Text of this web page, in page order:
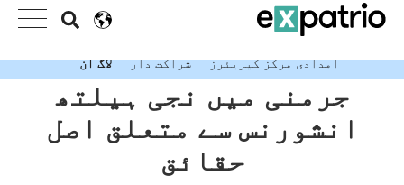
تازہ خبر: ویلیو پیکج کے ساتھ اپنا مفت ایکسپیٹریو بینک
اکاؤنٹ حاصل کریں!
امدادی مرکز کیریئرز شراکت دار لاگ ان
جرمنی میں نجی ہیلتھ
انشورنس سے متعلق اصل
حقائق